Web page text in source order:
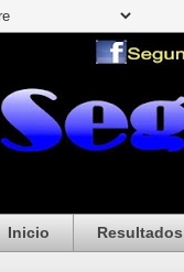
Inicio Resultados